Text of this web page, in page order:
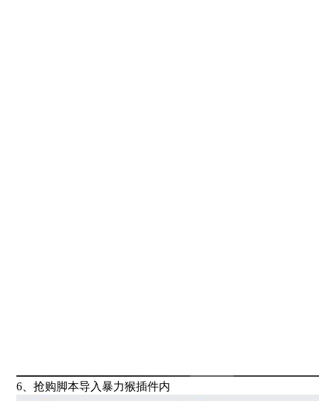
6、抢购脚本导入暴力猴插件内